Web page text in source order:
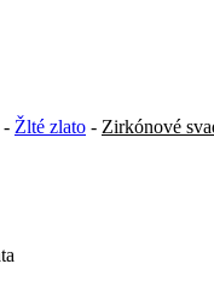
- Žlté zlato - Zirkónové